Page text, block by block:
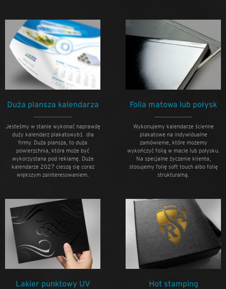
Duża plansza kalendarza
Jesteśmy w stanie wykonać naprawdę
duży kalendarz plakatowyb1 dla
firmy. Duża plansza, to duża
powierzchnia, która może być
wykorzystana pod reklamę. Duże
kalendarze 2027 cieszą się coraz
większym zainteresowaniem.
Folia matowa lub połysk
Wykonujemy kalendarze ścienne
plakatowe na indywidualne
zamówienie, które możemy
wykończyć folią w macie lub połysku.
Na specjalne życzenie klienta,
stosujemy folię soft touch albo folię
strukturalną.
Lakier punktowy UV Hot stamping